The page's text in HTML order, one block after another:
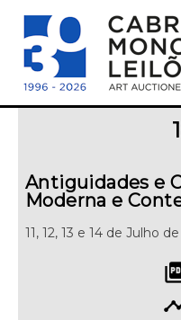
Antiguidades e
Moderna e
11, 12, 13 e 14 de Julho